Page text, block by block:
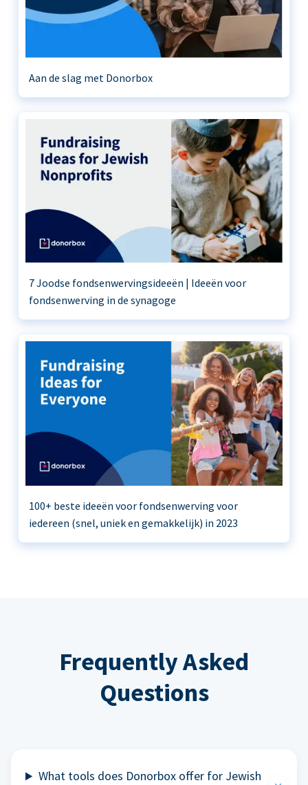
Aan de slag met Donorbox
7 Joodse fondsenwervingsideeën | Ideeën voor
fondsenwerving in de synagoge
100+ beste ideeën voor fondsenwerving voor
iedereen (snel, uniek en gemakkelijk) in 2023
Frequently Asked
Questions
What tools does Donorbox offer for Jewish